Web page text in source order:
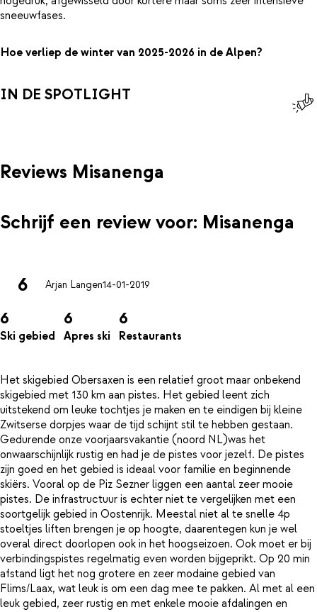
sneeuwfases.
Hoe verliep de winter van 2025-2026 in de Alpen?
IN DE SPOTLIGHT
Reviews Misanenga
Schrijf een review voor: Misanenga
6 Arjan Langen14-01-2019
6
Ski gebied
6
Apres ski
6
Restaurants
Het skigebied Obersaxen is een relatief groot maar onbekend
skigebied met 130 km aan pistes. Het gebied leent zich
uitstekend om leuke tochtjes je maken en te eindigen bij kleine
Zwitserse dorpjes waar de tijd schijnt stil te hebben gestaan.
Gedurende onze voorjaarsvakantie (noord NL)was het
onwaarschijnlijk rustig en had je de pistes voor jezelf. De pistes
zijn goed en het gebied is ideaal voor familie en beginnende
skiërs. Vooral op de Piz Sezner liggen een aantal zeer mooie
pistes. De infrastructuur is echter niet te vergelijken met een
soortgelijk gebied in Oostenrijk. Meestal niet al te snelle 4p
stoeltjes liften brengen je op hoogte, daarentegen kun je wel
overal direct doorlopen ook in het hoogseizoen. Ook moet er bij
verbindingspistes regelmatig even worden bijgeprikt. Op 20 min
afstand ligt het nog grotere en zeer modaine gebied van
Flims/Laax, wat leuk is om een dag mee te pakken. Al met al een
leuk gebied, zeer rustig en met enkele mooie afdalingen en